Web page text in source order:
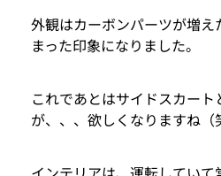
外観はカーボンパーツが増
まった印象になりました。
これであとはサイドスカート
が、、、欲しくなりますね（